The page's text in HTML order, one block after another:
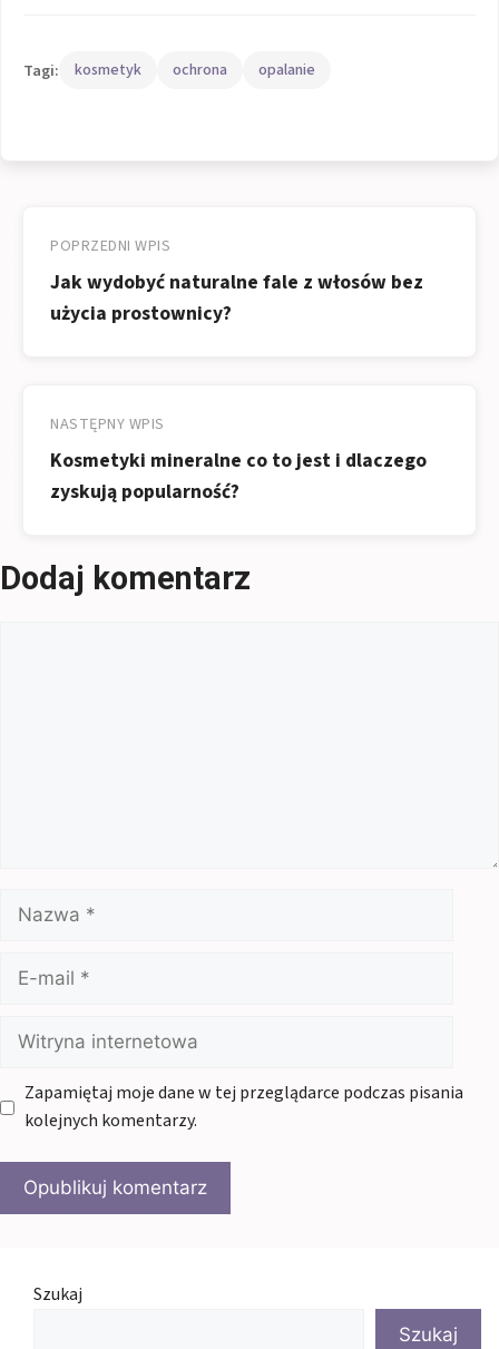
Tagi: kosmetyk ochrona opalanie
wpisu
POPRZEDNI WPIS
Jak wydobyć naturalne fale z włosów bez
użycia prostownicy?
NASTĘPNY WPIS
Kosmetyki mineralne co to jest i dlaczego
zyskują popularność?
Dodaj komentarz
Nazwa
mail
Witryna
internetowa
Zapamiętaj moje dane w tej przeglądarce podczas pisania
kolejnych komentarzy.
Szukaj
Szukaj